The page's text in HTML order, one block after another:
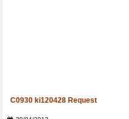
C0930 ki120428 Request